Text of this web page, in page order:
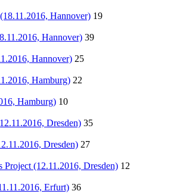
Hannover) 19
Hannover) 39
Hannover) 25
Hamburg) 22
Hamburg) 10
Dresden) 35
Dresden) 27
Project (12.11.2016, Dresden) 12
Erfurt) 36